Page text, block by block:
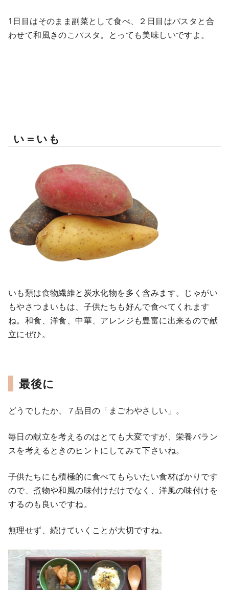
1日目はそのまま副菜として食べ、２日目はパスタと合
わせて和風きのこパスタ。とっても美味しいですよ。
い＝いも
いも類は食物繊維と炭水化物を多く含みます。じゃがい
もやさつまいもは、子供たちも好んで食べてくれます
ね。和食、洋食、中華、アレンジも豊富に出来るので献
立にぜひ。
最後に
どうでしたか、７品目の「まごわやさしい」。
毎日の献立を考えるのはとても大変ですが、栄養バラン
スを考えるときのヒントにしてみて下さいね。
子供たちにも積極的に食べてもらいたい食材ばかりです
ので、煮物や和風の味付けだけでなく、洋風の味付けを
するのも良いですね。
無理せず、続けていくことが大切ですね。